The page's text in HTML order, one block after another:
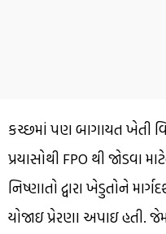
કચ્છમાં પણ બાગાયત ખેતી
પ્રયાસોથી FPO થી જોડવા
નિષ્ણાતો દ્વારા ખેડુતોને
યોજાઇ પ્રેરણા અપાઇ હતી.